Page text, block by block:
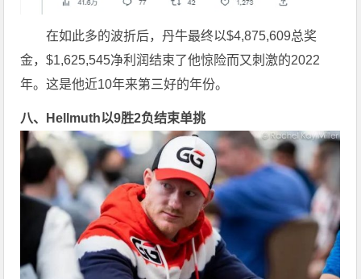
在如此多的波折后，丹牛最终以$4,875,609总奖
金，$1,625,545净利润结束了他惊险而又刺激的2022
年。这是他近10年来第三好的年份。
八、Hellmuth以9胜2负结束单挑